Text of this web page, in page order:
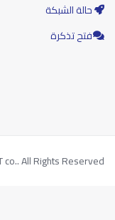
حالة الشبكة
فتح تذكرة
All Rights Reserved.